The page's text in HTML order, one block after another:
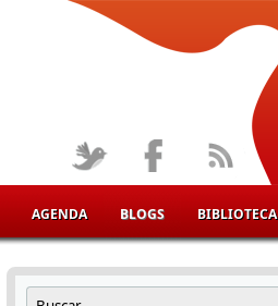
AGENDA BLOGS BIBLIOTECA
Buscar